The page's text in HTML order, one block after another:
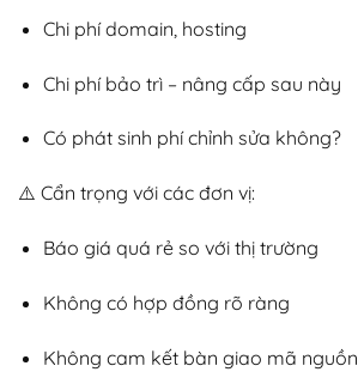
Chi phí domain, hosting
Chi phí bảo trì – nâng cấp sau này
Có phát sinh phí chỉnh sửa không?
⚠️ Cẩn trọng với các đơn vị:
Báo giá quá rẻ so với thị trường
Không có hợp đồng rõ ràng
Không cam kết bàn giao mã nguồn